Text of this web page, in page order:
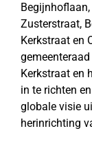
Zusterstraat,
Kerkstraat en
Kerkstraat en
in te richten
globale visie
herinrichting